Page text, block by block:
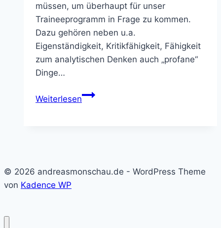
müssen, um überhaupt für unser
Traineeprogramm in Frage zu kommen.
Dazu gehören neben u.a.
Eigenständigkeit, Kritikfähigkeit, Fähigkeit
zum analytischen Denken auch „profane“
Dinge…
WeiterlesenIT-
die
© 2026 andreasmonschau.de - WordPress Theme
von Kadence WP